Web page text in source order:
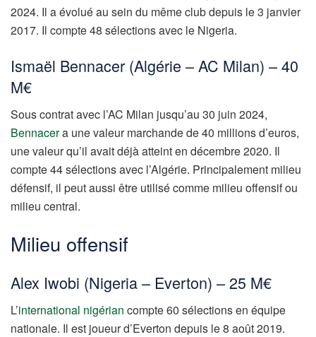
2024. Il a évolué au sein du même club depuis le 3 janvier
2017. Il compte 48 sélections avec le Nigeria.
Ismaël Bennacer (Algérie – AC Milan) – 40
M€
Sous contrat avec l’AC Milan jusqu’au 30 juin 2024,
Bennacera une valeur marchande de 40 millions d’euros,
une valeur qu’il avait déjà atteint en décembre 2020. Il
compte 44 sélections avec l’Algérie. Principalement milieu
défensif, il peut aussi être utilisé comme milieu offensif ou
milieu central.
Milieu offensif
Alex Iwobi (Nigeria – Everton) – 25 M€
L’international nigérian compte 60 sélections en équipe
nationale. Il est joueur d’Everton depuis le 8 août 2019.